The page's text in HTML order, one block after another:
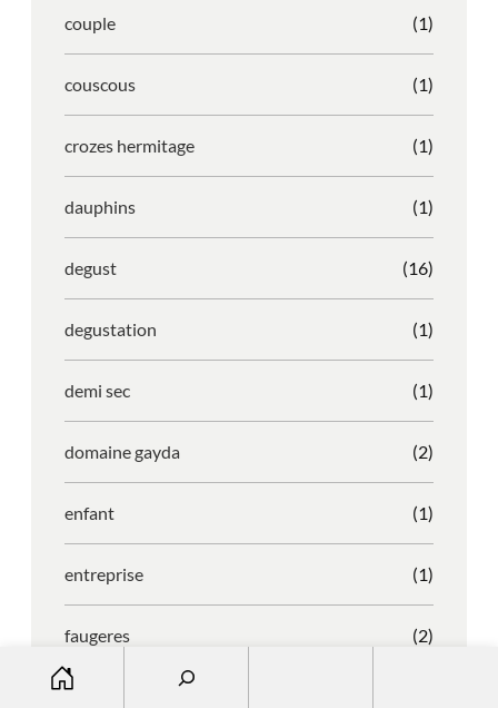
couple (1)
couscous (1)
crozes hermitage (1)
dauphins (1)
degust (16)
degustation (1)
demi sec (1)
domaine gayda (2)
enfant (1)
entreprise (1)
faugeres (2)
faustino